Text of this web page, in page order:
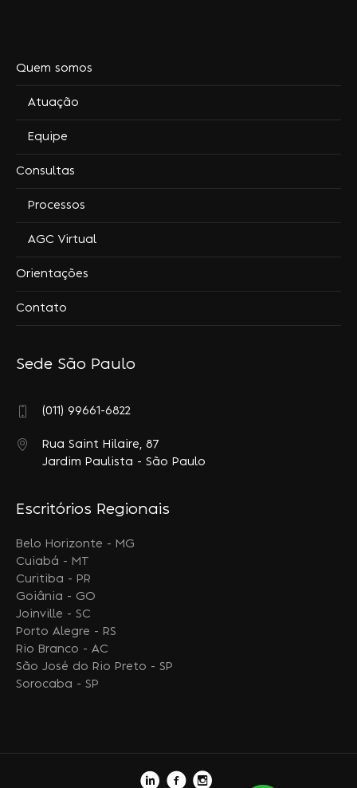
Quem somos
Atuação
Equipe
Consultas
Processos
AGC Virtual
Orientações
Contato
Sede São Paulo
(011) 99661-6822
Rua Saint Hilaire, 87
Jardim Paulista - São Paulo
Escritórios Regionais
Belo Horizonte - MG
Cuiabá - MT
Curitiba - PR
Goiânia - GO
Joinville - SC
Porto Alegre - RS
Rio Branco - AC
São José do Rio Preto - SP
Sorocaba - SP